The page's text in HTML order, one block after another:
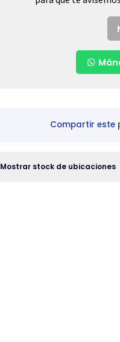
Compartir este
Mostrar stock de ubicaciones